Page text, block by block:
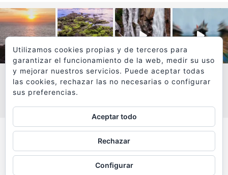
VER MÁS
Todos los textos y fotografías de
www.viajesyfotografia.comson propiedad de su autor
y están protegidos por © Copyright
Utilizamos cookies propias y de terceros para
garantizar el funcionamiento de la web, medir su uso
y mejorar nuestros servicios. Puede aceptar todas
las cookies, rechazar las no necesarias o configurar
sus preferencias.
Aceptar todo
Rechazar
Configurar